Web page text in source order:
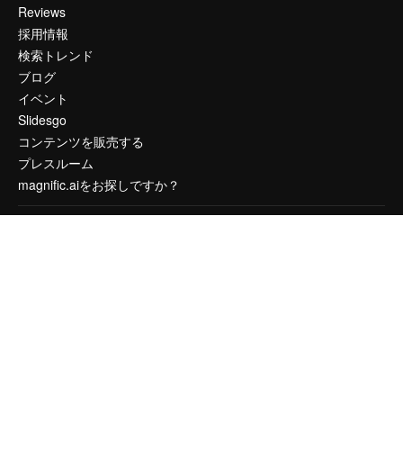
Reviews
採用情報
検索トレンド
ブログ
イベント
Slidesgo
コンテンツを販売する
プレスルーム
magnific.aiをお探しですか？